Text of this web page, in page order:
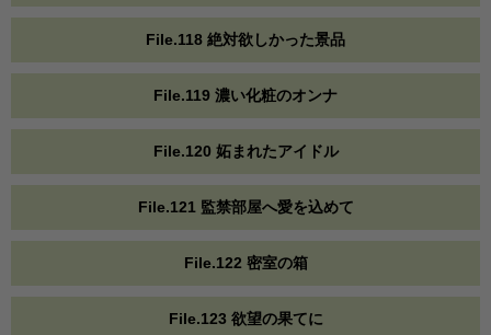
File.118 絶対欲しかった景品
File.119 濃い化粧のオンナ
File.120 妬まれたアイドル
File.121 監禁部屋へ愛を込めて
File.122 密室の箱
File.123 欲望の果てに